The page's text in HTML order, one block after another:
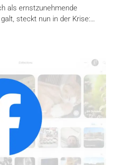
als ernstzunehmende
steckt nun in der Krise:…